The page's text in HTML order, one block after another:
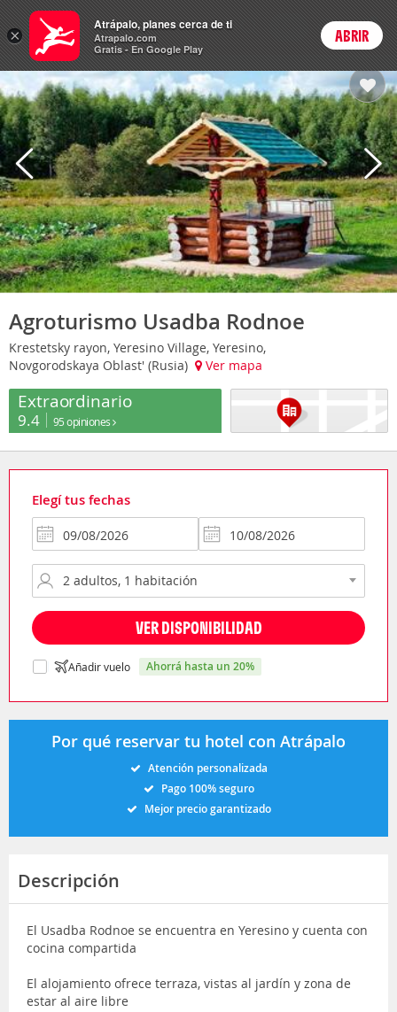
Hoteles Precios en
ARSCambiar moneda
Login
Agroturismo Usadba Rodnoe
Krestetsky rayon, Yeresino Village, Yeresino,
Novgorodskaya Oblast' (Rusia)
Ver mapa
Extraordinario
9.4 95 opiniones
Elegí tus fechas
VER DISPONIBILIDAD
Añadir vuelo ahorrá hasta un 20%
Por qué reservar tu hotel con Atrápalo
Atención personalizada
Pago 100% seguro
Mejor precio garantizado
Descripción
El Usadba Rodnoe se encuentra en Yeresino y cuenta con
cocina compartida
El alojamiento ofrece terraza, vistas al jardín y zona de
estar al aire libre
×
Atrápalo, planes cerca de ti
Atrapalo.com
Gratis - En Google Play
ABRIR